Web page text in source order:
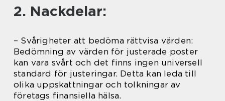
2. Nackdelar:
– Svårigheter att bedöma rättvisa värden:
Bedömning av värden för justerade poster
kan vara svårt och det finns ingen universell
standard för justeringar. Detta kan leda till
olika uppskattningar och tolkningar av
företags finansiella hälsa.